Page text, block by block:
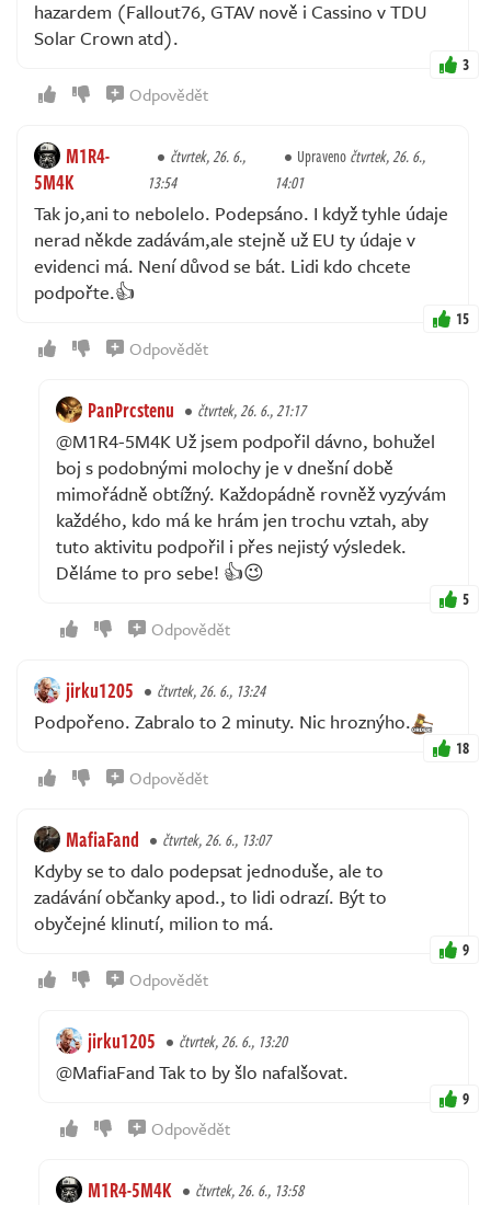
hazardem (Fallout76, GTAV nově i Cassino v TDU
Solar Crown atd).
3
Odpovědět
M1R4-
5M4K
čtvrtek, 26. 6.,
13:54
Upravenočtvrtek, 26. 6.,
14:01
Tak jo,ani to nebolelo. Podepsáno. I když tyhle údaje
nerad někde zadávám,ale stejně už EU ty údaje v
evidenci má. Není důvod se bát. Lidi kdo chcete
podpořte.👍
15
Odpovědět
PanPrcstenu čtvrtek, 26. 6., 21:17
@M1R4-5M4K Už jsem podpořil dávno, bohužel
boj s podobnými molochy je v dnešní době
mimořádně obtížný. Každopádně rovněž vyzývám
každého, kdo má ke hrám jen trochu vztah, aby
tuto aktivitu podpořil i přes nejistý výsledek.
Děláme to pro sebe! 👍😉
5
Odpovědět
jirku1205 čtvrtek, 26. 6., 13:24
Podpořeno. Zabralo to 2 minuty. Nic hroznýho.
18
Odpovědět
MafiaFand čtvrtek, 26. 6., 13:07
Kdyby se to dalo podepsat jednoduše, ale to
zadávání občanky apod., to lidi odrazí. Být to
obyčejné klinutí, milion to má.
9
Odpovědět
jirku1205 čtvrtek, 26. 6., 13:20
@MafiaFand Tak to by šlo nafalšovat.
9
Odpovědět
M1R4-5M4K čtvrtek, 26. 6., 13:58